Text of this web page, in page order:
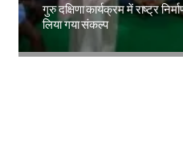
गुरु दक्षिणा कार्यक्रम में राष्ट्र
लिया गया संकल्प